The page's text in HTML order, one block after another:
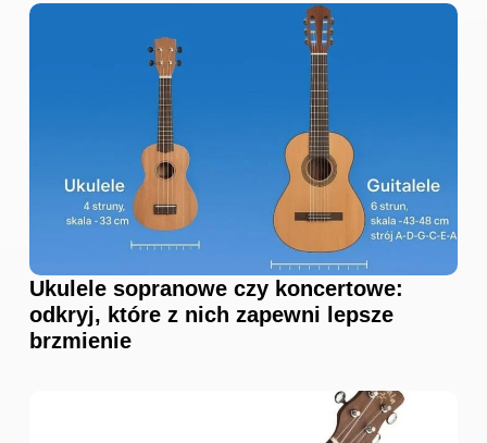
Ukulele sopranowe czy koncertowe:
odkryj, które z nich zapewni lepsze
brzmienie